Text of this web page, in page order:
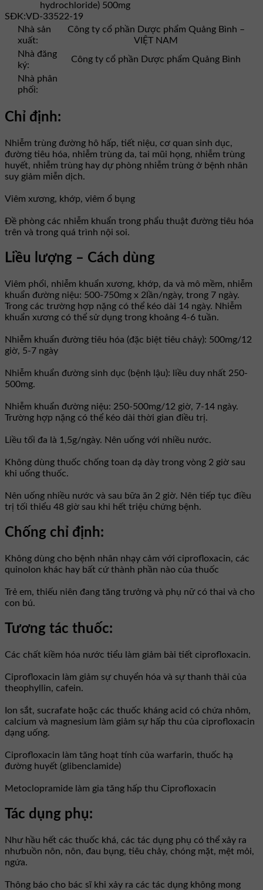
hydrochloride) 500mg
SĐK:VD-33522-19
Nhà sản
xuất:
Công ty cổ phần Dược phẩm Quảng Bình –
VIỆT NAM
Nhà đăng
ký:
Công ty cổ phần Dược phẩm Quảng Bình
Nhà phân
phối:
Chỉ định:
Nhiễm trùng đường hô hấp, tiết niệu, cơ quan sinh dục,
đường tiêu hóa, nhiễm trùng da, tai mũi họng, nhiễm trùng
huyết, nhiễm trùng hay dự phòng nhiễm trùng ở bệnh nhân
suy giảm miễn dịch.
Viêm xương, khớp, viêm ổ bụng
Đề phòng các nhiễm khuẩn trong phẩu thuật đường tiêu hóa
trên và trong quá trình nội soi.
Liều lượng – Cách dùng
Viêm phổi, nhiễm khuẩn xương, khớp, da và mô mềm, nhiễm
khuẩn đường niệu: 500-750mg x 2lần/ngày, trong 7 ngày.
Trong các trường hợp nặng có thể kéo dài 14 ngày. Nhiễm
khuẩn xương có thể sử dụng trong khoảng 4-6 tuần.
Nhiễm khuẩn đường tiêu hóa (đặc biệt tiêu chảy): 500mg/12
giờ, 5-7 ngày
Nhiễm khuẩn đường sinh dục (bệnh lậu): liều duy nhất 250-
500mg.
Nhiễm khuẩn đường niệu: 250-500mg/12 giờ, 7-14 ngày.
Trường hợp nặng có thể kéo dài thời gian điều trị.
Liều tối đa là 1,5g/ngày. Nên uống với nhiều nước.
Không dùng thuốc chống toan dạ dày trong vòng 2 giờ sau
khi uống thuốc.
Nên uống nhiều nước và sau bữa ăn 2 giờ. Nên tiếp tục điều
trị tối thiểu 48 giờ sau khi hết triệu chứng bệnh.
Chống chỉ định:
Không dùng cho bệnh nhân nhạy cảm với ciprofloxacin, các
quinolon khác hay bất cứ thành phần nào của thuốc
Trẻ em, thiếu niên đang tăng trưởng và phụ nữ có thai và cho
con bú.
Tương tác thuốc:
Các chất kiềm hóa nước tiểu làm giảm bài tiết ciprofloxacin.
Ciprofloxacin làm giảm sự chuyển hóa và sự thanh thải của
theophyllin, cafein.
Ion sắt, sucrafate hoặc các thuốc kháng acid có chứa nhôm,
calcium và magnesium làm giảm sự hấp thu của ciprofloxacin
dạng uống.
Ciprofloxacin làm tăng hoạt tính của warfarin, thuốc hạ
đường huyết (glibenclamide)
Metoclopramide làm gia tăng hấp thu Ciprofloxacin
Tác dụng phụ:
Như hầu hết các thuốc khá, các tác dụng phụ có thể xảy ra
nhưbuồn nôn, nôn, đau bụng, tiêu chảy, chóng mặt, mệt mỏi,
ngứa.
Thông báo cho bác sĩ khi xảy ra các tác dụng không mong